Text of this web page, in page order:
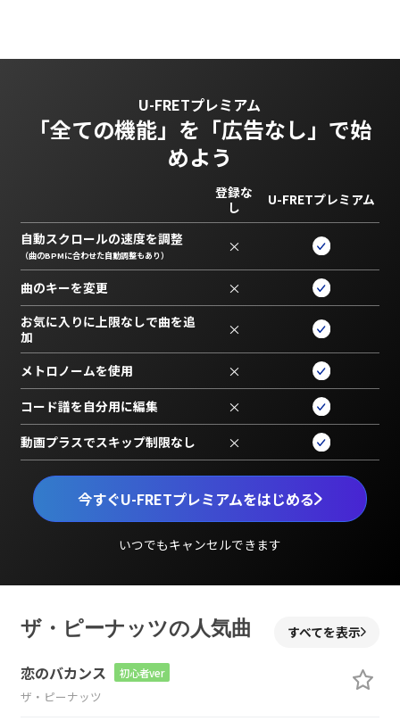
U-FRETプレミアム
「全ての機能」を 「広告なし」で始
めよう
今すぐU-FRETプレミアムをはじめる
いつでもキャンセルできます
登録な
し
U-FRETプレミアム
自動スクロールの速度を調整
（曲のBPMに合わせた自動調整もあり） ×
曲のキーを変更 ×
お気に入りに上限なしで曲を追
加
×
メトロノームを使用 ×
コード譜を自分用に編集 ×
動画プラスでスキップ制限なし ×
ザ・ピーナッツの人気曲 すべてを表示
恋のバカンス 初心者ver
ザ・ピーナッツ